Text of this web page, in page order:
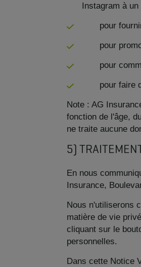
Instagram à un
pour fournir
pour
pour
pour faire de
Note : AG
fonction de l'âge,
ne traite aucune
5)
En nous
Insurance,
Nous n'utiliserons
matière de vie
cliquant sur le
personnelles.
Dans cette Notice